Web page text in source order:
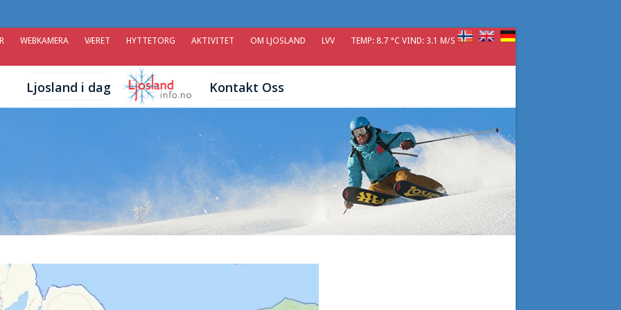
WEBKAMERA VÆRET HYTTETORG AKTIVITET OM LJOSLAND LVV TEMP: 8.7 °C VIND: 3.1 M/S
Ljosland i dag Kontakt Oss